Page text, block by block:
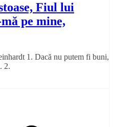
Fiul lui
pe mine,
1. Dacă nu putem fi buni,
2.